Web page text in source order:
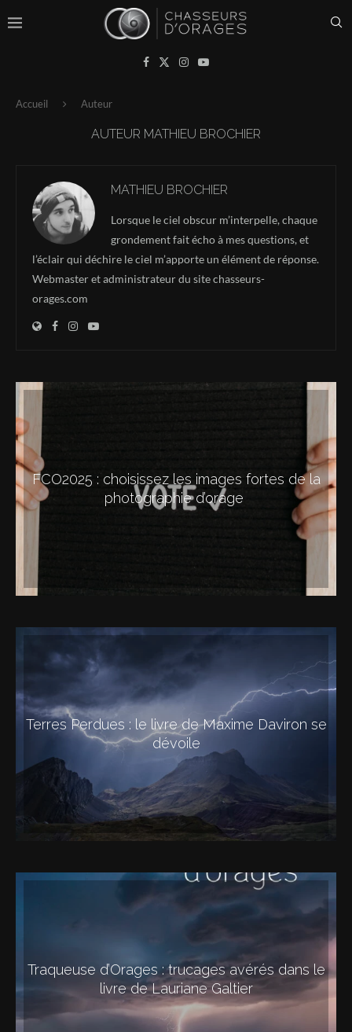
Accueil Auteur
AUTEUR MATHIEU BROCHIER
MATHIEU BROCHIER
Lorsque le ciel obscur m’interpelle, chaque
grondement fait écho à mes questions, et
l’éclair qui déchire le ciel m’apporte un élément de réponse.
Webmaster et administrateur du site chasseurs-
orages.com
FCO2025 : choisissez les images fortes de la
photographie d’orage
Terres Perdues : le livre de Maxime Daviron se
dévoile
Traqueuse d’Orages : trucages avérés dans le
livre de Lauriane Galtier